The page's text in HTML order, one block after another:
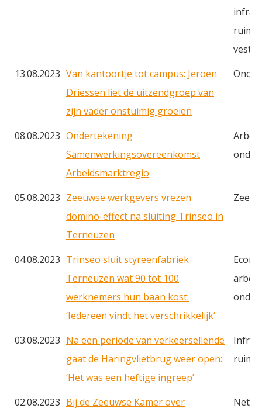
13.08.2023 Van kantoortje tot campus: Jeroen
Driessen liet de uitzendgroep van
zijn vader onstuimig groeien
08.08.2023 Ondertekening
Samenwerkingsovereenkomst
Arbeidsmarktregio
05.08.2023 Zeeuwse werkgevers vrezen
domino-effect na sluiting Trinseo in
Terneuzen
04.08.2023 Trinseo sluit styreenfabriek
Terneuzen wat 90 tot 100
werknemers hun baan kost:
‘Iedereen vindt het verschrikkelijk’
03.08.2023 Na een periode van verkeersellende
gaat de Haringvlietbrug weer open:
‘Het was een heftige ingreep’
ruimte
02.08.2023 Bij de Zeeuwse Kamer over